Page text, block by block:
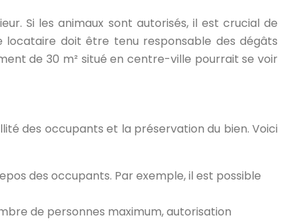
Si les animaux sont autorisés, il est crucial de
locataire doit être tenu responsable des dégâts
de 30 m² situé en centre-ville pourrait se voir
des occupants et la préservation du bien. Voici
des occupants. Par exemple, il est possible
de personnes maximum, autorisation